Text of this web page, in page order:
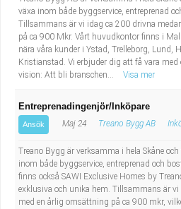
växa inom både byggservice, entreprenad
Tillsammans är vi idag ca 200 drivna
på ca 900 Mkr. Vårt huvudkontor finns i
nära våra kunder i Ystad, Trelleborg, Lund,
Kristianstad. Vi erbjuder dig att få vara
vision: Att bli branschen...
Visa mer
Entreprenadingenjör/Inköpare
Ansök Maj 24 Treano Bygg AB
Treano Bygg är verksamma i hela Skåne
inom både byggservice, entreprenad och
finns också SAWI Exclusive Homes by
exklusiva och unika hem. Tillsammans är
med en årlig omsättning på ca 900 mkr,